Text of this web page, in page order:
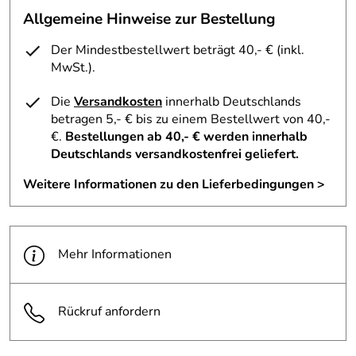
gesagt werden. Aber diese Produkte muss man einfach
auf der Haut spüren. Die Hydra Oxy Cream enthält z. B.
eine leichte Emulsion. Das neuartige seidige Gefühl
kommt von der innovativen Formel.
Bei den drei Double Lifting Produkte wurde die Energie
der Pflanzen und Natur z.B. Hafer, Erbsen, Soja
Isoflavone verwendet um die Haut zu festigen.
Inhaltsstoffe:
Aqua/Water, Hamamelis virginiana (Witch hazel) flower
water*, Cetearyl alcohol, Propylheptyl caprylate, Glycerin,
Cetearyl glucoside, Dicaprylyl carbonate, Glycine soja
Allgemeine Hinweise zur Bestellung
Der Mindestbestellwert beträgt 40,- € (inkl.
MwSt.).
Die Versandkosten innerhalb Deutschlands
betragen 5,- € bis zu einem Bestellwert von 40,-
€. Bestellungen ab 40,- € werden innerhalb
Deutschlands versandkostenfrei geliefert.
Weitere Informationen zu den Lieferbedingungen >
Mehr Informationen
Rückruf anfordern